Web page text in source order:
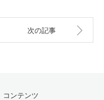
次の記事
コンテンツ